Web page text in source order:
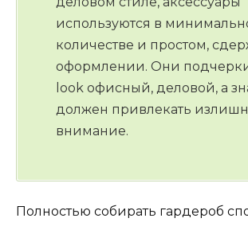
используются в
количестве и простом,
оформлении. Они
look офисный, деловой, а
должен привлекать
внимание.
Полностью собирать гардероб